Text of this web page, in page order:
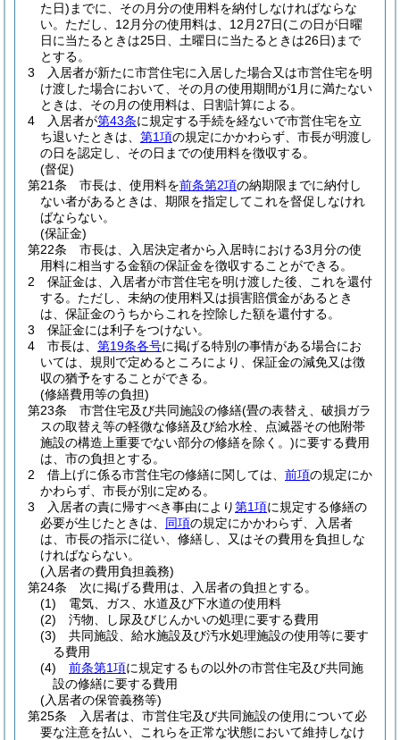
た日) までに、その月分の使用料を納付しなければならな
い。 ただし、12月分の使用料は、12月27日(この日が日曜
日に当たるときは25日、土曜日に当たるときは26日) まで
とする。
3
入居者が新たに市営住宅に入居した場合又は市営住宅を明
け渡した場合において、その月の使用期間が1月に満たない
ときは、その月の使用料は、日割計算による。
4
入居者が第43条に規定する手続を経ないで市営住宅を立
ち退いたときは、 第1項の規定にかかわらず、市長が明渡し
の日を認定し、その日までの使用料を徴収する。
(督促)
第21条
市長は、使用料を前条第2項の納期限までに納付し
ない者があるときは、期限を指定してこれを督促しなけれ
ばならない。
(保証金)
第22条
市長は、入居決定者から入居時における3月分の使
用料に相当する金額の保証金を徴収することができる。
2
保証金は、入居者が市営住宅を明け渡した後、これを還付
する。 ただし、未納の使用料又は損害賠償金があるとき
は、保証金のうちからこれを控除した額を還付する。
3
保証金には利子をつけない。
4
市長は、 第19条各号に掲げる特別の事情がある場合にお
いては、規則で定めるところにより、保証金の減免又は徴
収の猶予をすることができる。
(修繕費用等の負担)
第23条
市営住宅及び共同施設の修繕(畳の表替え、破損ガラ
スの取替え等の軽微な修繕及び給水栓、点滅器その他附帯
施設の構造上重要でない部分の修繕を除く。)に要する費用
は、市の負担とする。
2
借上げに係る市営住宅の修繕に関しては、 前項の規定にか
かわらず、市長が別に定める。
3
入居者の責に帰すべき事由により第1項に規定する修繕の
必要が生じたときは、 同項の規定にかかわらず、入居者
は、市長の指示に従い、修繕し、又はその費用を負担しな
ければならない。
(入居者の費用負担義務)
第24条
次に掲げる費用は、入居者の負担とする。
(1)
電気、ガス、水道及び下水道の使用料
(2)
汚物、し尿及びじんかいの処理に要する費用
(3)
共同施設、給水施設及び汚水処理施設の使用等に要す
る費用
(4)
前条第1項に規定するもの以外の市営住宅及び共同施
設の修繕に要する費用
(入居者の保管義務等)
第25条
入居者は、市営住宅及び共同施設の使用について必
要な注意を払い、これらを正常な状態において維持しなけ